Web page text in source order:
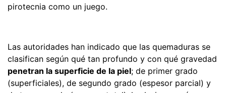
pirotecnia como un juego.
Las autoridades han indicado que las quemaduras se
clasifican según qué tan profundo y con qué gravedad
penetran la superficie de la piel; de primer grado
(superficiales), de segundo grado (espesor parcial) y